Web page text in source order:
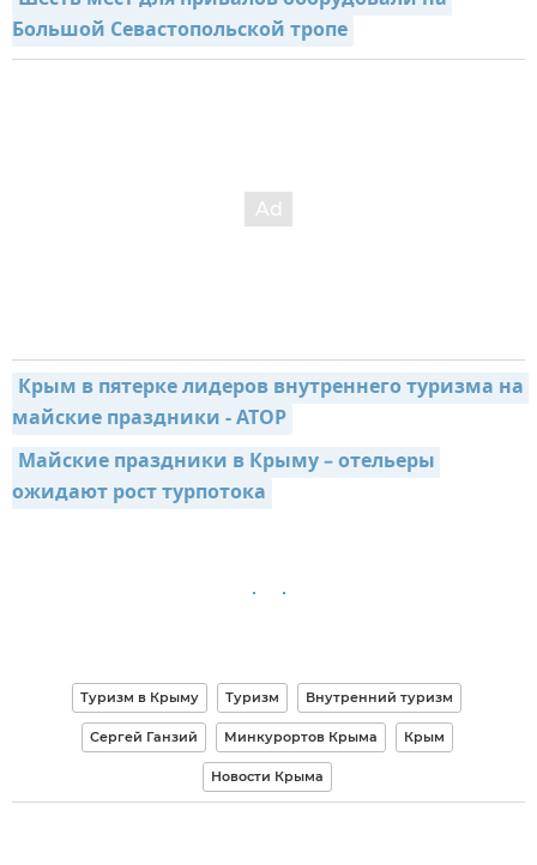
Большой Севастопольской тропе
Крым в пятерке лидеров внутреннего туризма на
майские праздники - АТОР
Майские праздники в Крыму – отельеры
ожидают рост турпотока
Туризм в Крыму Туризм Внутренний туризм
Сергей Ганзий Минкурортов Крыма Крым
Новости Крыма